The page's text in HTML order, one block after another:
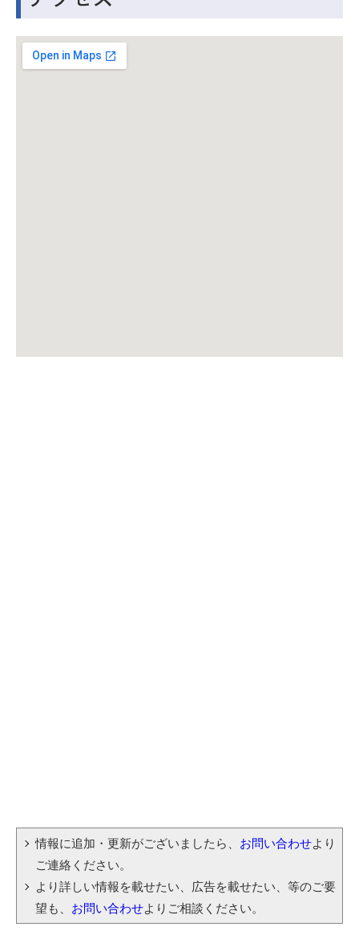
情報に追加・更新がございましたら、 お問い合わせより
ご連絡ください。
より詳しい情報を載せたい、広告を載せたい、等のご要
望も、 お問い合わせよりご相談ください。